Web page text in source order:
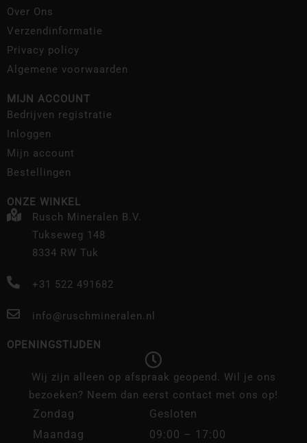
Over Ons
Verzendinformatie
Privacy policy
Algemene voorwaarden
MIJN ACCOUNT
Bedrijven registratie
Inloggen
Mijn account
Bestellingen
ONZE WINKEL
Rusch Mineralen B.V.
Tukseweg 148
8334 RW Tuk
+31 522 491682
info@ruschmineralen.nl
OPENINGSTIJDEN
Wij zijn alleen op afspraak geopend. Wil je ons
bezoeken? Neem dan eerst contact met ons op!
Zondag
Gesloten
Maandag
09:00 – 17:00